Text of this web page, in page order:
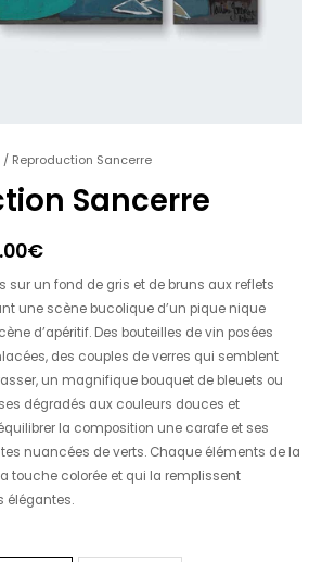
/ Reproduction Sancerre
Sancerre
€
Plage
de
165.00€
à
350.00€
sur un fond de gris et de bruns aux reflets
une scène bucolique d’un pique nique
d’apéritif. Des bouteilles de vin posées
des couples de verres qui semblent
un magnifique bouquet de bleuets ou
dégradés aux couleurs douces et
la composition une carafe et ses
nuancées de verts. Chaque éléments de la
touche colorée et qui la remplissent
élégantes.